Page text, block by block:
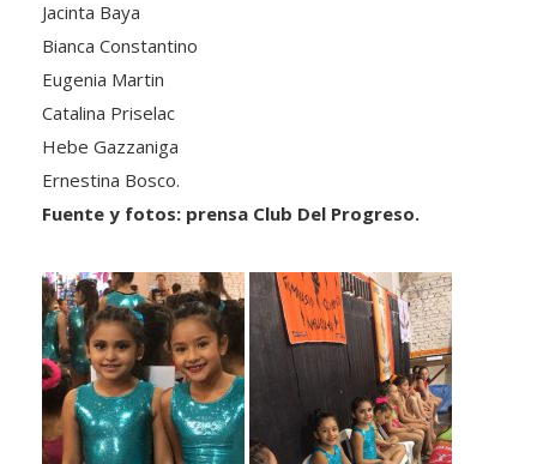
Bianca Constantino
Eugenia Martin
Catalina Priselac
Hebe Gazzaniga
Ernestina Bosco.
Fuente y fotos: prensa Club Del Progreso.